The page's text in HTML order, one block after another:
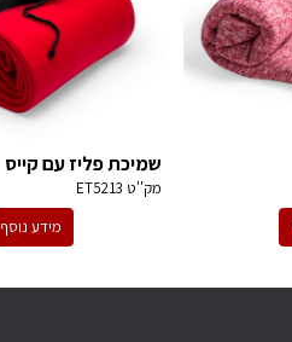
שמיכת פליז עם קייס
מק''ט ET5213
מידע נוסף